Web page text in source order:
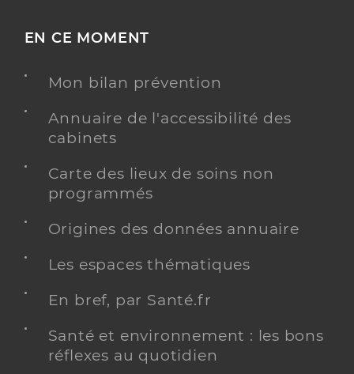
EN CE MOMENT
Mon bilan prévention
Annuaire de l'accessibilité des
cabinets
Carte des lieux de soins non
programmés
Origines des données annuaire
Les espaces thématiques
En bref, par Santé.fr
Santé et environnement : les bons
réflexes au quotidien